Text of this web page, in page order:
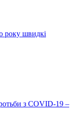
року швидкі
з COVID-19 –